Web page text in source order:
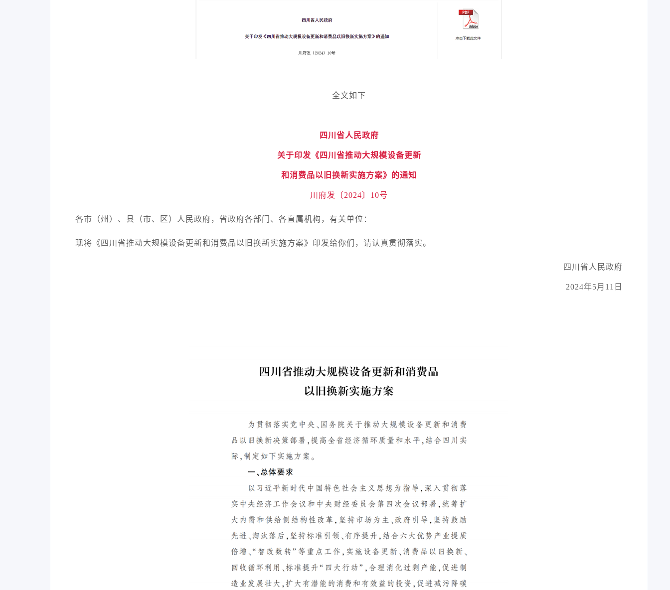
全文如下
四川省人民政府
关于印发《四川省推动大规模设备更新
和消费品以旧换新实施方案》的通知
川府发〔2024〕10号
各市（州）、县（市、区）人民政府，省政府各部门、各直属机构，有关单位：
现将《四川省推动大规模设备更新和消费品以旧换新实施方案》印发给你们，请认真贯彻落实。
四川省人民政府
2024年5月11日